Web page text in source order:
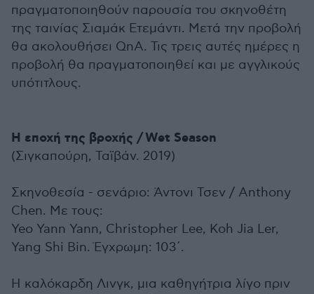
πραγματοποιηθούν παρουσία του σκηνοθέτη
της ταινίας Σιαμάκ Ετεμάντι. Μετά την προβολή
θα ακολουθήσει QnA. Τις τρεις αυτές ημέρες η
προβολή θα πραγματοποιηθεί και με αγγλικούς
υπότιτλους.
Η εποχή της βροχής / Wet Season
(Σιγκαπούρη, Ταϊβάν. 2019)
Σκηνοθεσία - σενάριο: Άντονι Τσεν / Anthony
Chen. Με τους:
Yeo Yann Yann, Christopher Lee, Koh Jia Ler,
Yang Shi Bin. Έγχρωμη: 103΄.
H καλόκαρδη Λινγκ, μια καθηγήτρια λίγο πριν